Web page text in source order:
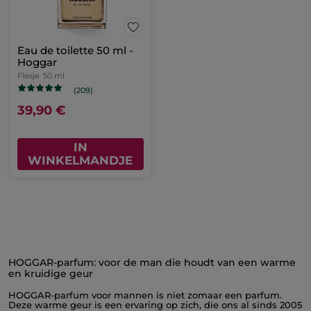
Eau de toilette 50 ml -
Hoggar
Flesje 50 ml
(209)
39,90 €
IN
WINKELMANDJE
HOGGAR-parfum: voor de man die houdt van een warme
en kruidige geur
HOGGAR-parfum voor mannen is niet zomaar een parfum.
Deze warme geur is een ervaring op zich, die ons al sinds 2005